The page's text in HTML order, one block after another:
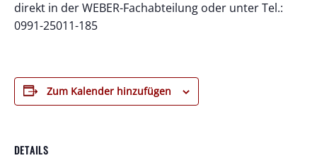
direkt in der WEBER-Fachabteilung oder unter Tel.:
0991-25011-185
Zum Kalender hinzufügen
DETAILS